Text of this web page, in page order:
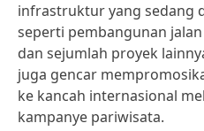
infrastruktur yang sedang
seperti pembangunan
dan sejumlah proyek
juga gencar
ke kancah internasional
kampanye pariwisata.